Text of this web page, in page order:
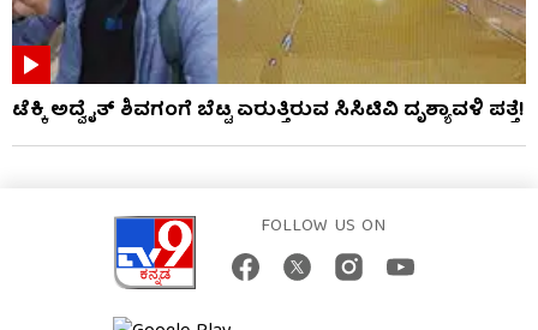
ಟೆಕ್ಕಿ ಅದ್ವೈತ್ ಶಿವಗಂಗೆ ಬೆಟ್ಟ ಏರುತ್ತಿರುವ ಸಿಸಿಟಿವಿ ದೃಶ್ಯಾವಳಿ ಪತ್ತೆ!
FOLLOW US ON